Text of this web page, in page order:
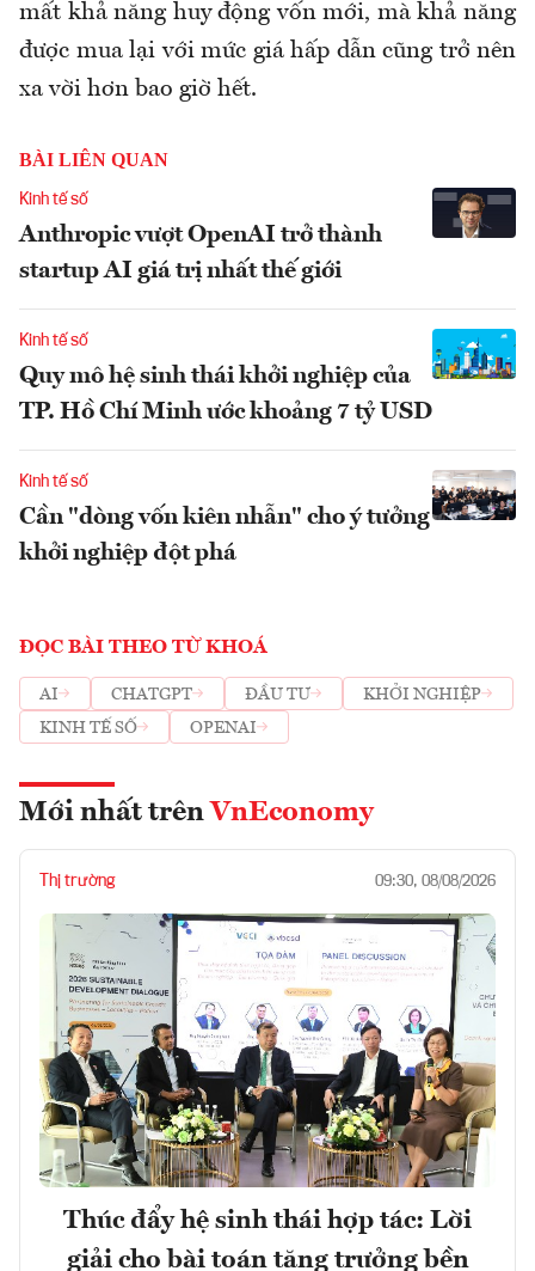
mất khả năng huy động vốn mới, mà khả năng
được mua lại với mức giá hấp dẫn cũng trở nên
xa vời hơn bao giờ hết.
BÀI LIÊN QUAN
Kinh tế số
Anthropic vượt OpenAI trở thành
startup AI giá trị nhất thế giới
Kinh tế số
Quy mô hệ sinh thái khởi nghiệp của
TP. Hồ Chí Minh ước khoảng 7 tỷ USD
Kinh tế số
Cần "dòng vốn kiên nhẫn" cho ý tưởng
khởi nghiệp đột phá
ĐỌC BÀI THEO TỪ KHOÁ
AI CHATGPT ĐẦU TƯ
KHỞI NGHIỆP
KINH TẾ SỐ
OPENAI
Mới nhất trên VnEconomy
Thị trường 09:30, 08/08/2026
Thúc đẩy hệ sinh thái hợp tác: Lời
giải cho bài toán tăng trưởng bền